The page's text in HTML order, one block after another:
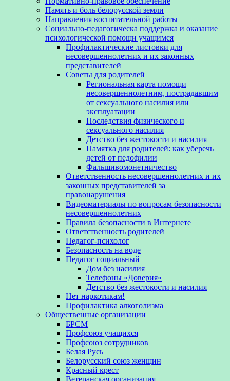
Память и боль белорусской земли
Направления воспитательной работы
Социально-педагогическа поддержка и оказание
психологической помощи учащимся
Профилактические листовки для
несовершеннолетних и их законных
представителей
Советы для родителей
Региональная карта помощи
несовершеннолетним, пострадавшим
от сексуального насилия или
эксплуатации
Последствия физического и
сексуального насилия
Детство без жестокости и насилия
Памятка для родителей: как уберечь
детей от педофилии
Фальшивомонетничество
Ответственность несовершеннолетних и их
законных представителей за
правонарушения
Видеоматериалы по вопросам безопасности
несовершеннолетних
Правила безопасности в Интернете
Ответственность родителей
Педагог-психолог
Безопасность на воде
Педагог социальный
Дом без насилия
Телефоны «Доверия»
Детство без жестокости и насилия
Нет наркотикам!
Профилактика алкоголизма
Общественные организации
БРСМ
Профсоюз учащихся
Профсоюз сотрудников
Белая Русь
Белорусский союз женщин
Красный крест
Ветеранская организация